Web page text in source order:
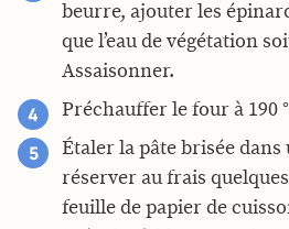
beurre, ajouter les
que l’eau de végétation
Assaisonner.
Préchauffer le four à 190
Étaler la pâte brisée dans
réserver au frais
feuille de papier de